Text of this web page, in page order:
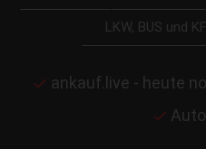
LKW, BUS und
ankauf.live - heute